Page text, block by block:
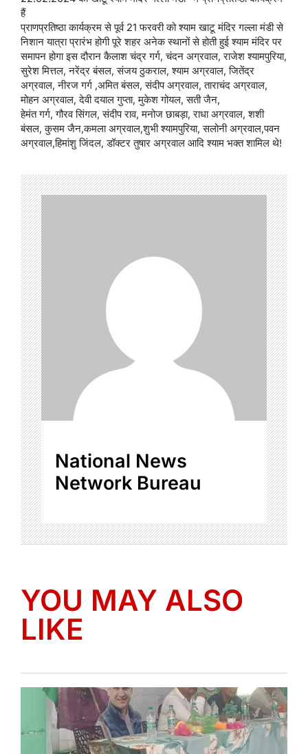
हैं
प्राणप्रतिष्ठा कार्यक्रम से पूर्व 21 फरवरी को श्याम खाटू मंदिर गल्ला मंडी से
निशान यात्रा प्रारंभ होगी पूरे शहर अनेक स्थानों से होती हुई श्याम मंदिर पर
समापन होगा इस दौरान कैलाश चंद्र गर्ग, चंदन अग्रवाल, राजेश श्यामपुरिया,
सुरेश मित्तल, नरेंद्र बंसल, संजय ठुकराल, श्याम अग्रवाल, जितेंद्र
अग्रवाल, नीरज गर्ग ,अमित बंसल, संदीप अग्रवाल, ताराचंद अग्रवाल,
मोहन अग्रवाल, देवी दयाल गुप्ता, मुकेश गोयल, सती जैन,
हेमंत गर्ग, गौरव सिंगल, संदीप राव, मनोज छाबड़ा, राधा अग्रवाल, शशी
बंसल, कुसम जैन,कमला अग्रवाल,शुभी श्यामपुरिया, सलोनी अग्रवाल,पवन
अग्रवाल,हिमांशु जिंदल, डॉक्टर तुषार अग्रवाल आदि श्याम भक्त शामिल थे!
National News
Network Bureau
YOU MAY ALSO
LIKE